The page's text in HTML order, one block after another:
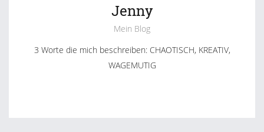
Jenny
Mein Blog
3 Worte die mich beschreiben: CHAOTISCH, KREATIV,
WAGEMUTIG